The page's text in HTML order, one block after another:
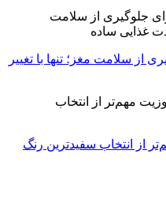
از سلامت مغز؛ تنها با تغییر
از انتخاب سفیدترین رنگ